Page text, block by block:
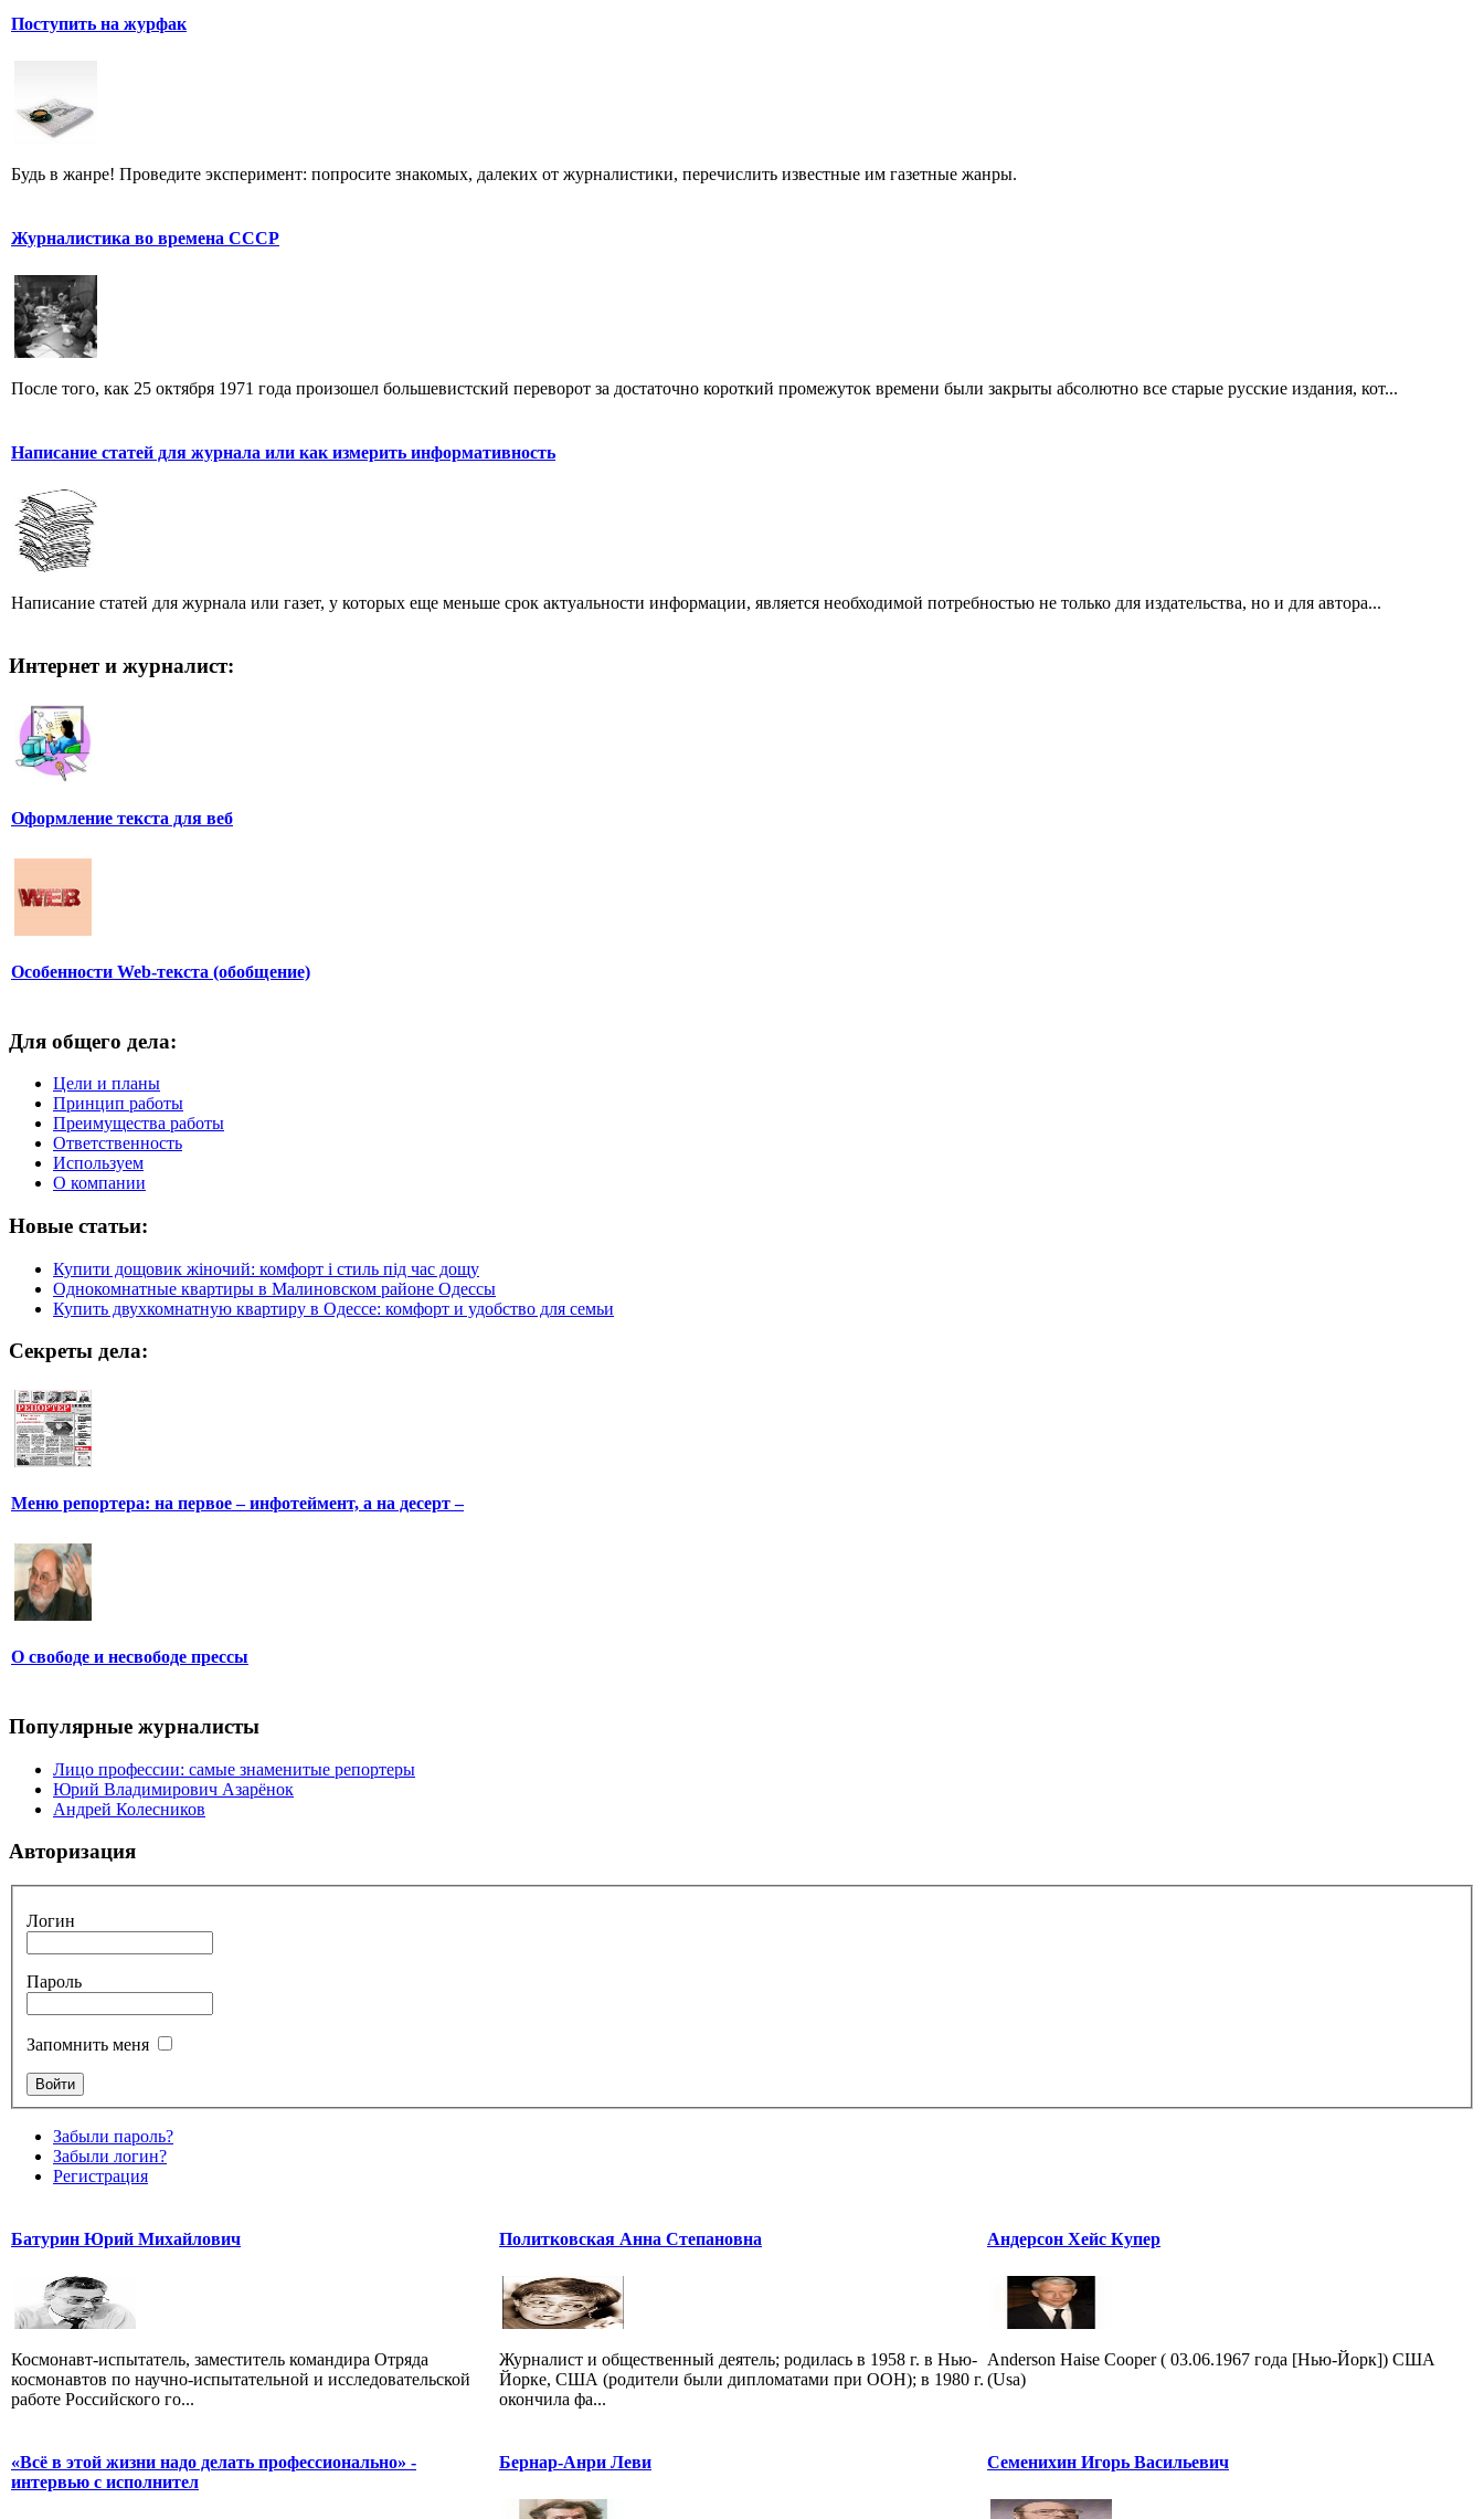
Поступить на журфак
Будь в жанре! Проведите эксперимент: попросите знакомых, далеких от журналистики, перечислить известные им газетные жанры.
Журналистика во времена СССР
После того, как 25 октября 1971 года произошел большевистский переворот за достаточно короткий промежуток времени были закрыты абсолютно все старые русские издания, кот...
Написание статей для журнала или как измерить информативность
Написание статей для журнала или газет, у которых еще меньше срок актуальности информации, является необходимой потребностью не только для издательства, но и для автора...
Интернет и журналист:
Оформление текста для веб
Особенности Web-текста (обобщение)
Для общего дела:
Цели и планы
Принцип работы
Преимущества работы
Ответственность
Используем
О компании
Новые статьи:
Купити дощовик жіночий: комфорт і стиль під час дощу
Однокомнатные квартиры в Малиновском районе Одессы
Купить двухкомнатную квартиру в Одессе: комфорт и удобство для семьи
Секреты дела:
Меню репортера: на первое – инфотеймент, а на десерт –
О свободе и несвободе прессы
Популярные журналисты
Лицо профессии: самые знаменитые репортеры
Юрий Владимирович Азарёнок
Андрей Колесников
Авторизация
Логин
Пароль
Запомнить меня
Забыли пароль?
Забыли логин?
Регистрация
Батурин Юрий Михайлович
Космонавт-испытатель, заместитель командира Отряда
космонавтов по научно-испытательной и исследовательской
работе Российского го...
Политковская Анна Степановна
Журналист и общественный деятель; родилась в 1958 г. в Нью-
Йорке, США (родители были дипломатами при ООН); в 1980 г.
окончила фа...
Андерсон Хейс Купер
Anderson Haise Cooper ( 03.06.1967 года [Нью-Йорк]) США
(Usa)
«Всё в этой жизни надо делать профессионально» -
интервью с исполнител
Бернар-Анри Леви Семенихин Игорь Васильевич